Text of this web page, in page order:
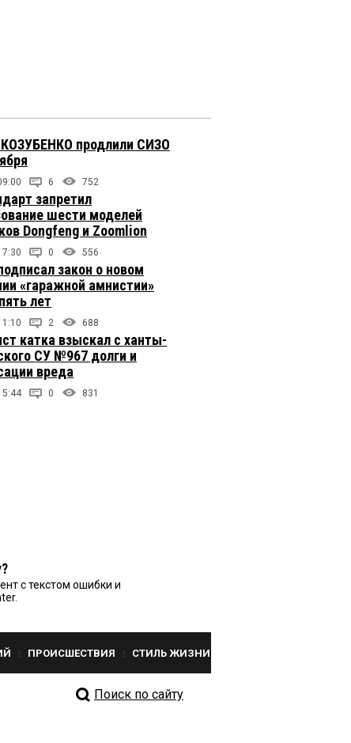
продлили СИЗО
6 752
запретил
шести моделей
Dongfeng и Zoomlion
0 556
закон о новом
«гаражной амнистии»
лет
2 688
катка взыскал с ханты-
СУ №967 долги и
вреда
0 831
с текстом ошибки и
ПРОИСШЕСТВИЯ СТИЛЬ ЖИЗНИ
Поиск по сайту